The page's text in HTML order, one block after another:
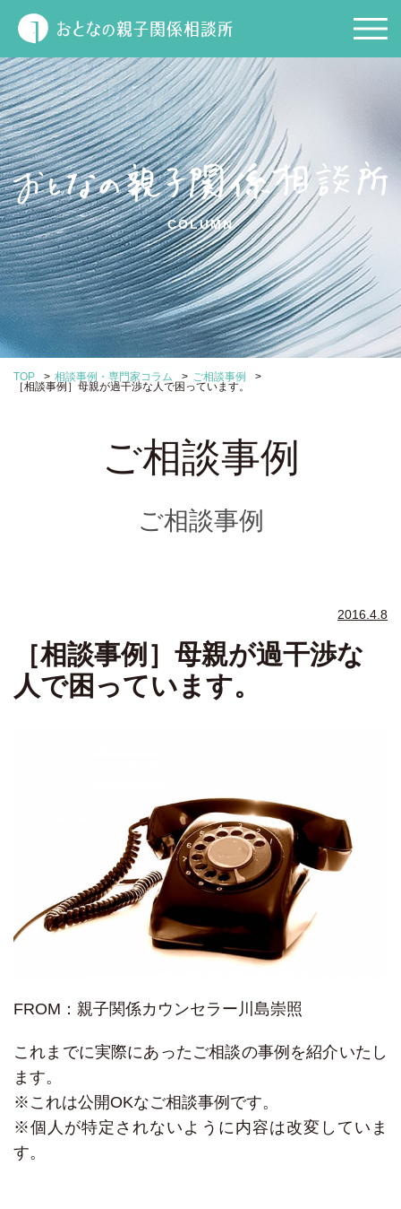
COLUMN
TOP > 相談事例・専門家コラム > ご相談事例
>
［相談事例］母親が過干渉な人で困っています。
ご相談事例
ご相談事例
2016.4.8
［相談事例］母親が過干渉な
人で困っています。
FROM：親子関係カウンセラー川島崇照
これまでに実際にあったご相談の事例を紹介いたし
ます。
※これは公開OKなご相談事例です。
※個人が特定されないように内容は改変していま
す。